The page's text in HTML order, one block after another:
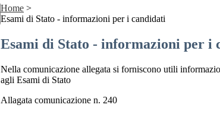
Home >
Esami di Stato - informazioni per i candidati
Esami di Stato - informazioni per i
Nella comunicazione allegata si forniscono utili
agli Esami di Stato
Allagata comunicazione n. 240